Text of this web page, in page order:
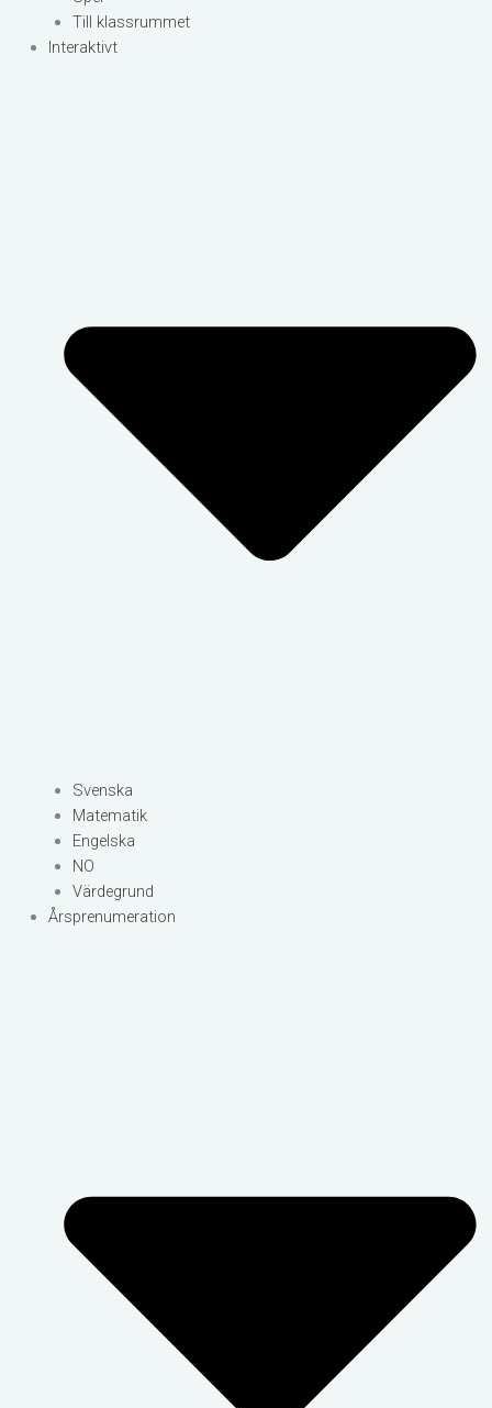
Till klassrummet
Interaktivt
Svenska
Matematik
Engelska
NO
Värdegrund
Årsprenumeration